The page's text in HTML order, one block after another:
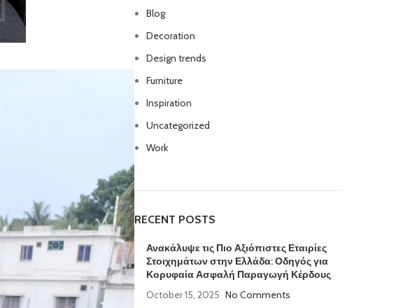
Blog
Decoration
Design trends
Furniture
Inspiration
Uncategorized
Work
RECENT POSTS
Ανακάλυψε τις Πιο Αξιόπιστες Εταιρίες
Στοιχημάτων στην Ελλάδα: Οδηγός για
Κορυφαία Ασφαλή Παραγωγή Κέρδους
October 15, 2025 No Comments